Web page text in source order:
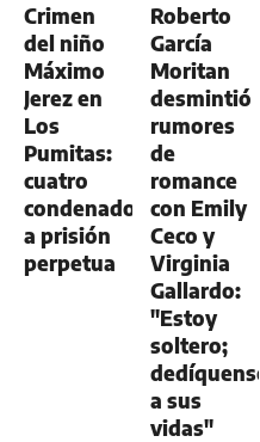
Crimen
del niño
Máximo
Jerez en
Los
Pumitas:
cuatro
condenados
a prisión
perpetua
Roberto
García
Moritan
desmintió
rumores
de
romance
con Emily
Ceco y
Virginia
Gallardo:
"Estoy
soltero;
dedíquense
a sus
vidas"